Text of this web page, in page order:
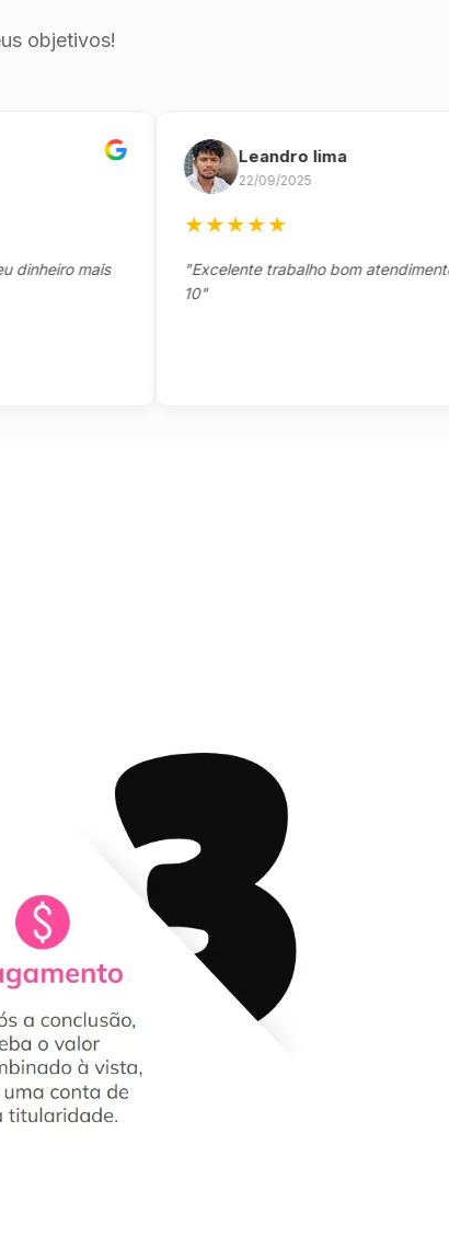
objetivos!
mais
Leandro lima
22/09/2025
★★★
"Excelente trabalho bom atendimento